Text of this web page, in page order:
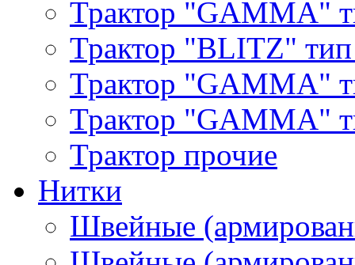
Трактор "GAMMA"
Трактор "BLITZ"
Трактор "GAMMA"
Трактор "GAMMA"
Трактор прочие
Нитки
Швейные